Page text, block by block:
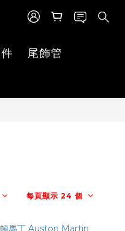
尾飾管
每頁顯示 24 個